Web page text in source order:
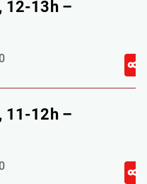
12-13h –
11-12h –